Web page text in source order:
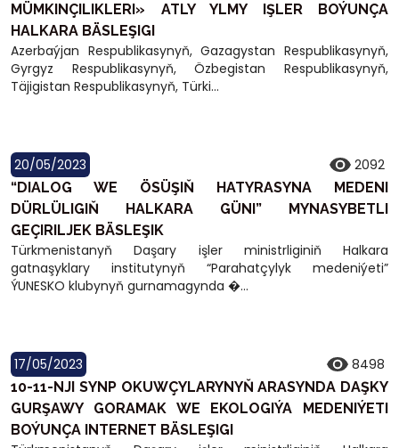
MÜMKINÇILIKLERI» ATLY YLMY IŞLER BOÝUNÇA
HALKARA BÄSLEŞIGI
Azerbaýjan Respublikasynyň, Gazagystan Respublikasynyň,
Gyrgyz Respublikasynyň, Özbegistan Respublikasynyň,
Täjigistan Respublikasynyň, Türki...
20/05/2023 2092
“DIALOG WE ÖSÜŞIŇ HATYRASYNA MEDENI
DÜRLÜLIGIŇ HALKARA GÜNI” MYNASYBETLI
GEÇIRILJEK BÄSLEŞIK
Türkmenistanyň Daşary işler ministrliginiň Halkara
gatnaşyklary institutynyň “Parahatçylyk medeniýeti”
ÝUNESKO klubynyň gurnamagynda �...
17/05/2023 8498
10-11-NJI SYNP OKUWÇYLARYNYŇ ARASYNDA DAŞKY
GURŞAWY GORAMAK WE EKOLOGIÝA MEDENIÝETI
BOÝUNÇA INTERNET BÄSLEŞIGI